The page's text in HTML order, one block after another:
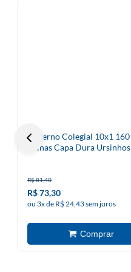
Caderno Colegial 10x1 160
Folhas Capa Dura Ursinhos
R$ 81,40
R$ 73,30
ou 3x de R$ 24,43 sem juros